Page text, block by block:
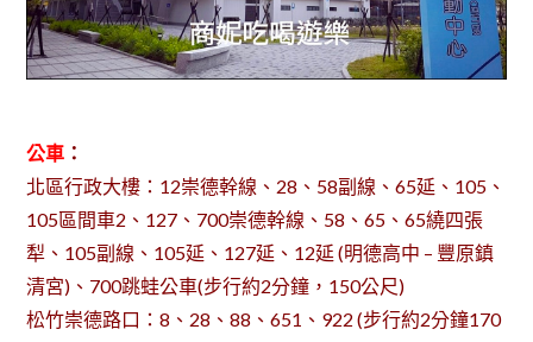
公車 ：
北區行政大樓：12崇德幹線、28、58副線、65延、105、
105區間車2、127、700崇德幹線、58、65、65繞四張
犁、105副線、105延、127延、12延 (明德高中 – 豐原鎮
清宮)、700跳蛙公車(步行約2分鐘，150公尺)
松竹崇德路口：8、28、88、651、922 (步行約2分鐘170